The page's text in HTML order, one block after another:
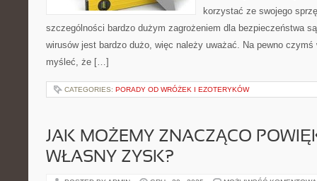
korzystać ze swojego
szczególności bardzo dużym zagrożeniem dla bezpieczeństwa
wirusów jest bardzo dużo, więc należy uważać. Na pewno
myśleć, że […]
CATEGORIES: PORADY OD WRÓŻEK I EZOTERYKÓW
JAK MOŻEMY ZNACZĄCO
WŁASNY ZYSK?